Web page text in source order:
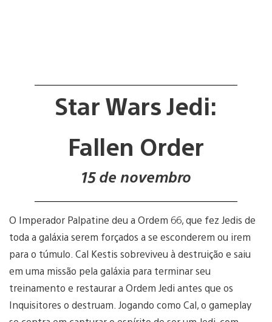
Star Wars Jedi:
Fallen Order
15 de novembro
O Imperador Palpatine deu a Ordem 66, que fez Jedis de
toda a galáxia serem forçados a se esconderem ou irem
para o túmulo. Cal Kestis sobreviveu à destruição e saiu
em uma missão pela galáxia para terminar seu
treinamento e restaurar a Ordem Jedi antes que os
Inquisitores o destruam. Jogando como Cal, o gameplay